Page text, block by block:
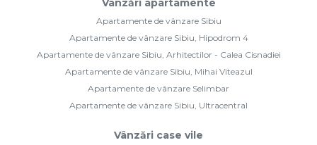
Vânzări terenuri
Terenuri de vânzare Cartisoara